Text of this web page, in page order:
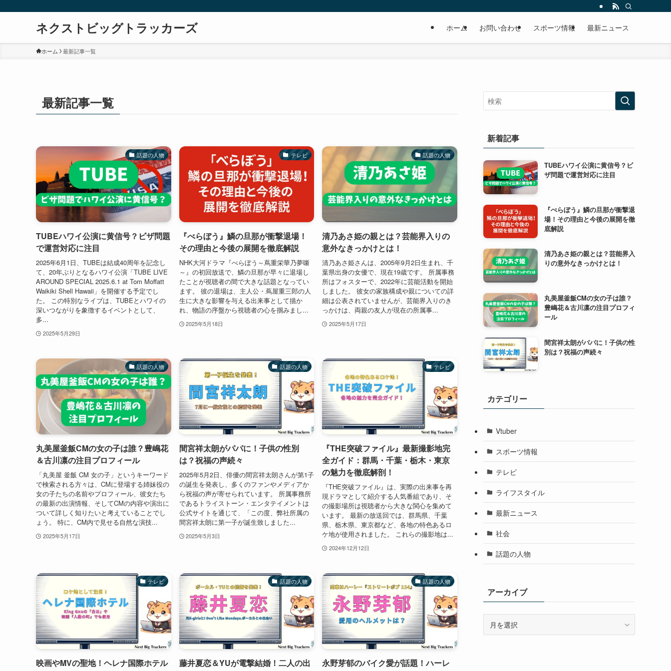
ネクストビッグトラッカーズ ホーム お問い合わせ スポーツ情報 最新ニュース
ホーム 最新記事一覧
最新記事一覧
話題の人物
TUBEハワイ公演に黄信号？ビザ問題
で運営対応に注目
2025年6月1日、TUBEは結成40周年を記念し
て、20年ぶりとなるハワイ公演「TUBE LIVE
AROUND SPECIAL 2025.6.1 at Tom Moffatt
Waikiki Shell Hawaii」を開催する予定でし
た。 この特別なライブは、TUBEとハワイの
深いつながりを象徴するイベントとして、
多...
2025年5月29日
テレビ
『べらぼう』鱗の旦那が衝撃退場！
その理由と今後の展開を徹底解説
NHK大河ドラマ『べらぼう～蔦重栄華乃夢噺
～』の初回放送で、鱗の旦那が早々に退場し
たことが視聴者の間で大きな話題となってい
ます。 彼の退場は、主人公・蔦屋重三郎の人
生に大きな影響を与える出来事として描か
れ、物語の序盤から視聴者の心を掴みまし...
2025年5月18日
話題の人物
清乃あさ姫の親とは？芸能界入りの
意外なきっかけとは！
清乃あさ姫さんは、2005年9月2日生まれ、千
葉県出身の女優で、現在19歳です。 所属事務
所はフォスターで、2022年に芸能活動を開始
しました。 彼女の家族構成や親についての詳
細は公表されていませんが、芸能界入りのき
っかけは、両親の友人が現在の所属事...
2025年5月17日
話題の人物
丸美屋釜飯CMの女の子は誰？豊嶋花
＆古川凛の注目プロフィール
「丸美屋 釜飯 CM 女の子」というキーワード
で検索される方々は、CMに登場する姉妹役の
女の子たちの名前やプロフィール、彼女たち
の最新の出演情報、そしてCMの内容や演出に
ついて詳しく知りたいと考えていることでし
ょう。 特に、CM内で見せる自然な演技...
2025年5月17日
話題の人物
間宮祥太朗がパパに！子供の性別
は？祝福の声続々
2025年5月2日、俳優の間宮祥太朗さんが第1子
の誕生を発表し、多くのファンやメディアか
ら祝福の声が寄せられています。 所属事務所
であるトライストーン・エンタテイメントは
公式サイトを通じて、「この度、弊社所属の
間宮祥太朗に第一子が誕生致しました...
2025年5月3日
テレビ
『THE突破ファイル』最新撮影地完
全ガイド：群馬・千葉・栃木・東京
の魅力を徹底解剖！
『THE突破ファイル』は、実際の出来事を再
現ドラマとして紹介する人気番組であり、そ
の撮影場所は視聴者から大きな関心を集めて
います。 最新の放送回では、群馬県、千葉
県、栃木県、東京都など、各地の特色あるロ
ケ地が使用されました。 これらの撮影地は...
2024年12月12日
テレビ
映画やMVの聖地！ヘレナ国際ホテル
話題の人物
藤井夏恋＆YUが電撃結婚！二人の出
話題の人物
永野芽郁のバイク愛が話題！ハーレ
新着記事
TUBEハワイ公演に黄信号？ビ
ザ問題で運営対応に注目
『べらぼう』鱗の旦那が衝撃退
場！その理由と今後の展開を徹
底解説
清乃あさ姫の親とは？芸能界入
りの意外なきっかけとは！
丸美屋釜飯CMの女の子は誰？
豊嶋花＆古川凛の注目プロフィ
ール
間宮祥太朗がパパに！子供の性
別は？祝福の声続々
カテゴリー
Vtuber
スポーツ情報
テレビ
ライフスタイル
最新ニュース
社会
話題の人物
アーカイブ